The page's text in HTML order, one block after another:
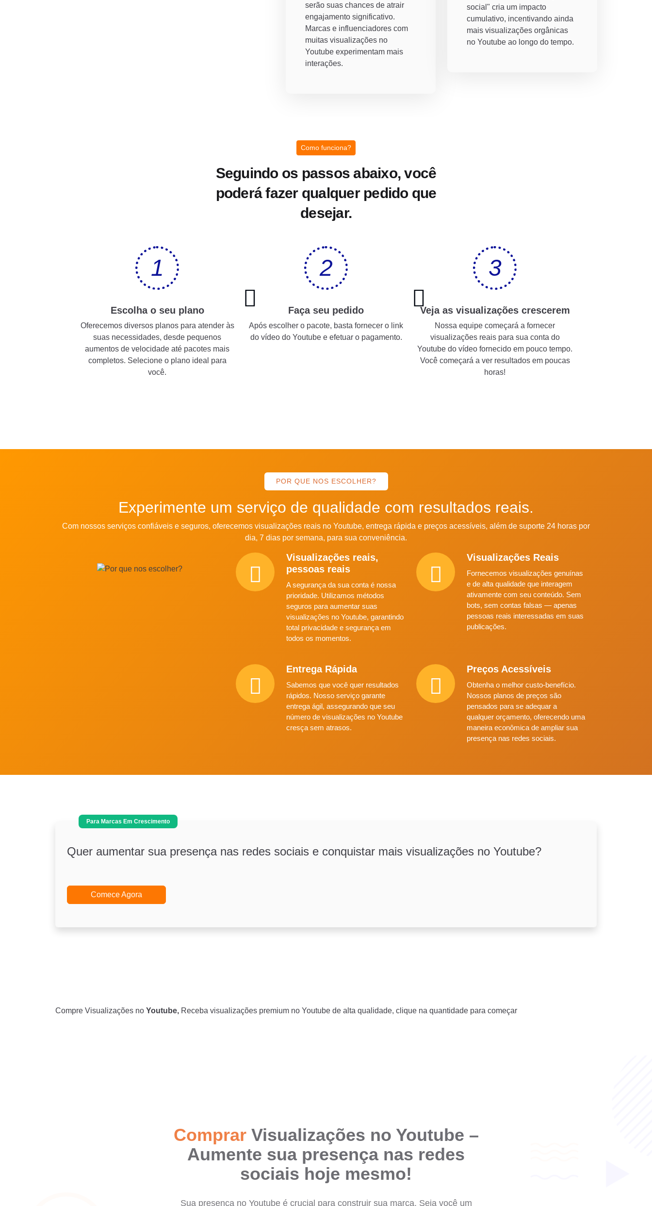
serão suas chances de atrair
engajamento significativo.
Marcas e influenciadores com
muitas visualizações no
Youtube experimentam mais
interações.
social" cria um impacto
cumulativo, incentivando ainda
mais visualizações orgânicas
no Youtube ao longo do tempo.
Como funciona?
Seguindo os passos abaixo, você
poderá fazer qualquer pedido que
desejar.
1
Escolha o seu plano
Oferecemos diversos planos para atender às
suas necessidades, desde pequenos
aumentos de velocidade até pacotes mais
completos. Selecione o plano ideal para
você.
2
Faça seu pedido
Após escolher o pacote, basta fornecer o link
do vídeo do Youtube e efetuar o pagamento.
3
Veja as visualizações crescerem
Nossa equipe começará a fornecer
visualizações reais para sua conta do
Youtube do vídeo fornecido em pouco tempo.
Você começará a ver resultados em poucas
horas!
POR QUE NOS ESCOLHER?
Experimente um serviço de qualidade com resultados reais.
Com nossos serviços confiáveis ​​e seguros, oferecemos visualizações reais no Youtube, entrega rápida e preços acessíveis, além de suporte 24 horas por
dia, 7 dias por semana, para sua conveniência.
Visualizações reais,
pessoas reais
A segurança da sua conta é nossa
prioridade. Utilizamos métodos
seguros para aumentar suas
visualizações no Youtube, garantindo
total privacidade e segurança em
todos os momentos.
Visualizações Reais
Fornecemos visualizações genuínas
e de alta qualidade que interagem
ativamente com seu conteúdo. Sem
bots, sem contas falsas — apenas
pessoas reais interessadas em suas
publicações.
Entrega Rápida
Sabemos que você quer resultados
rápidos. Nosso serviço garante
entrega ágil, assegurando que seu
número de visualizações no Youtube
cresça sem atrasos.
Preços Acessíveis
Obtenha o melhor custo-benefício.
Nossos planos de preços são
pensados ​​para se adequar a
qualquer orçamento, oferecendo uma
maneira econômica de ampliar sua
presença nas redes sociais.
Para Marcas Em Crescimento
Quer aumentar sua presença nas redes sociais e conquistar mais visualizações no Youtube?
Comece Agora
Compre Visualizações no Youtube, Receba visualizações premium no Youtube de alta qualidade, clique na quantidade para começar
ComprarVisualizações no Youtube –
Aumente sua presença nas redes
sociais hoje mesmo!
Sua presença no Youtube é crucial para construir sua marca. Seja você um